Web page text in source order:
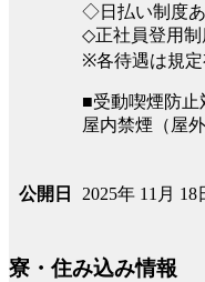
◇日払い制度あ
◇正社員登用制
※各待遇は規
■受動喫煙防止
屋内禁煙（屋
公開日 2025年 11月 18
寮・住み込み情報